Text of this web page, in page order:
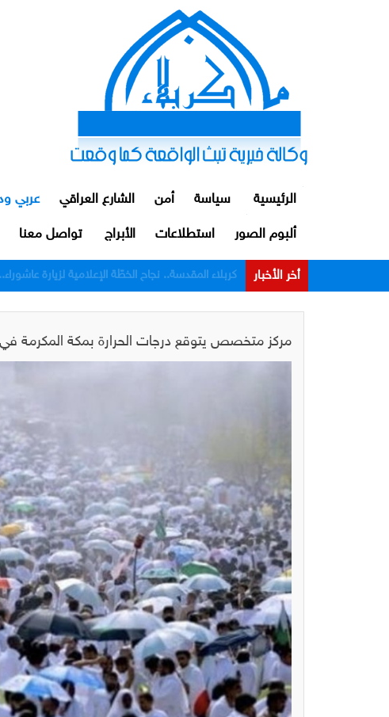
الرئيسية سياسة أمن الشارع العراقي عربي
ألبوم الصور استطلاعات الأبراج تواصل معنا
أخر الأخبار الداخلية: توقيف ضابط ومنتسبين اثنين من مرور
مركز متخصص يتوقع درجات الحرارة بمكة المكرمة في